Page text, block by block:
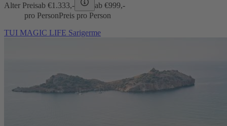
Alter Preisab €1.333,- ab €999,-
pro PersonPreis pro Person
TUI MAGIC LIFE Sarigerme